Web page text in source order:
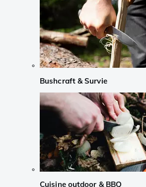
Bushcraft & Survie
Cuisine outdoor & BBQ